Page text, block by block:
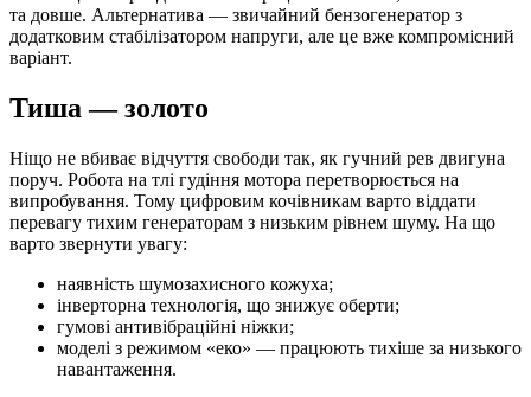
та довше. Альтернатива — звичайний бензогенератор з
додатковим стабілізатором напруги, але це вже компромісний
варіант.
Тиша — золото
Ніщо не вбиває відчуття свободи так, як гучний рев двигуна
поруч. Робота на тлі гудіння мотора перетворюється на
випробування. Тому цифровим кочівникам варто віддати
перевагу тихим генераторам з низьким рівнем шуму. На що
варто звернути увагу:
наявність шумозахисного кожуха;
інверторна технологія, що знижує оберти;
гумові антивібраційні ніжки;
моделі з режимом «еко» — працюють тихіше за низького
навантаження.